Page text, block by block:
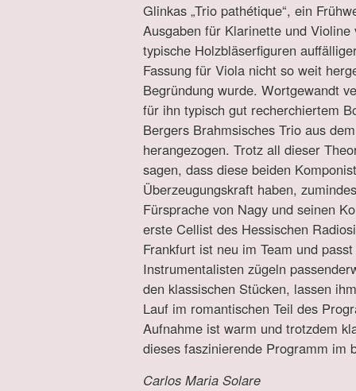
Glinkas „Trio pathétique“, ein
Ausgaben für Klarinette und
typische Holzbläserfiguren
Fassung für Viola nicht so weit
Begründung wurde. Wortgewandt
für ihn typisch gut recherchiertem
Bergers Brahmsisches Trio aus
herangezogen. Trotz all dieser
sagen, dass diese beiden
Überzeugungskraft haben,
Fürsprache von Nagy und seinen
erste Cellist des Hessischen
Frankfurt ist neu im Team und
Instrumentalisten zügeln
den klassischen Stücken, lassen
Lauf im romantischen Teil des
Aufnahme ist warm und trotzdem
dieses faszinierende Programm im
Carlos Maria Solare